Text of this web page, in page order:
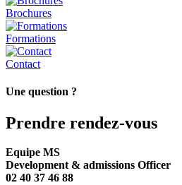
Brochures
Formations
Contact
Une question ?
Prendre rendez-vous
Equipe MS
Development & admissions Officer
02 40 37 46 88